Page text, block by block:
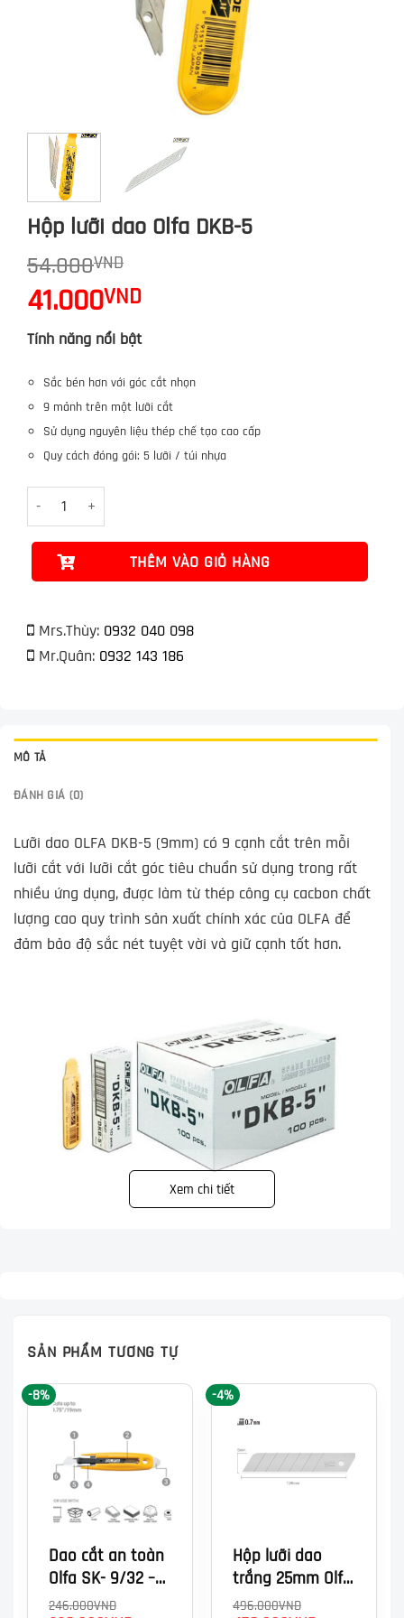
Hộp lưỡi dao Olfa DKB-5
54.000VND
Giá
gốc
là:
41.000VND
Giá
hiện
tại
là:
41.000VND.
Tính năng nổi bật
Sắc bén hơn với góc cắt nhọn
9 mảnh trên một lưỡi cắt
Sử dụng nguyên liệu thép chế tạo cao cấp
Quy cách đóng gói: 5 lưỡi / túi nhựa
THÊM VÀO GIỎ HÀNG
Mrs.Thùy: 0932 040 098
Mr.Quân: 0932 143 186
MÔ TẢ
ĐÁNH GIÁ (0)
Lưỡi dao OLFA DKB-5 (9mm) có 9 cạnh cắt trên mỗi
lưỡi cắt với lưỡi cắt góc tiêu chuẩn sử dụng trong rất
nhiều ứng dụng, được làm từ thép công cụ cacbon chất
lượng cao quy trình sản xuất chính xác của OLFA để
đảm bảo độ sắc nét tuyệt vời và giữ cạnh tốt hơn.
Xem chi tiết
SẢN PHẨM TƯƠNG TỰ
-8%
Dao cắt an toàn
Olfa SK- 9/32 –
Lưỡi thay thế:
246.000VND
-4%
Hộp lưỡi dao
trắng 25mm Olfa
HB-20 (126 x 25 x
496.000VND